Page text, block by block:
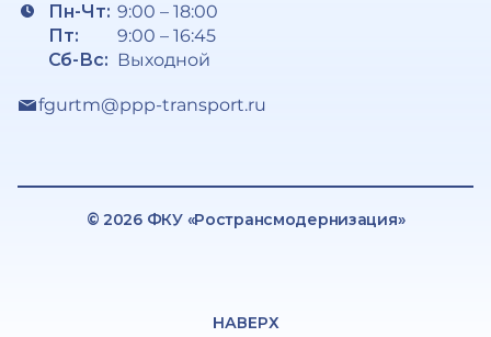
Пн-Чт:
Пт:
Сб-Вс:
9:00 – 18:00
9:00 – 16:45
Выходной
fgurtm@ppp-transport.ru
© 2026 ФКУ «Ространсмодернизация»
НАВЕРХ